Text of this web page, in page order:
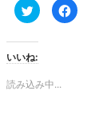
ク
リ
し
て
Twitter
共
有
Facebook
で
いいね:
読み込み中...